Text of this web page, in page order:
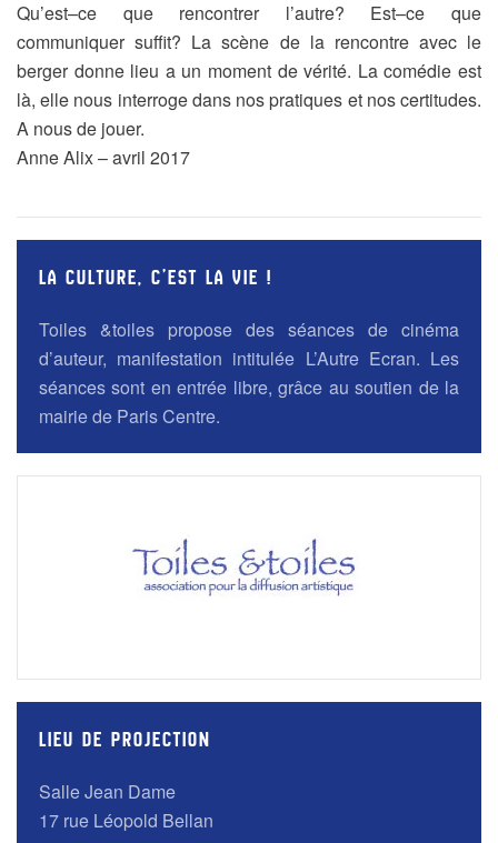
Qu’est–ce que rencontrer l’autre? Est–ce que
communiquer suffit? La scène de la rencontre avec le
berger donne lieu a un moment de vérité. La comédie est
là, elle nous interroge dans nos pratiques et nos certitudes.
A nous de jouer.
Anne Alix – avril 2017
LA CULTURE, C’EST LA VIE !
Toiles &toiles propose des séances de cinéma
d’auteur, manifestation intitulée L’Autre Ecran. Les
séances sont en entrée libre, grâce au soutien de la
mairie de Paris Centre.
LIEU DE PROJECTION
Salle Jean Dame
17 rue Léopold Bellan